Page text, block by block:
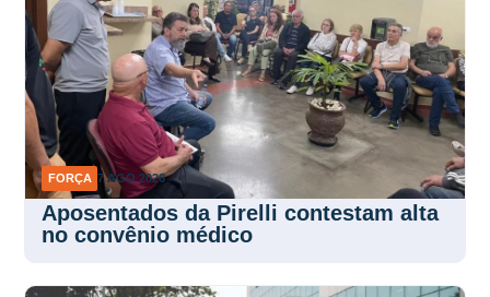
FORÇA 7 AGO 2026
Aposentados da Pirelli contestam alta
no convênio médico